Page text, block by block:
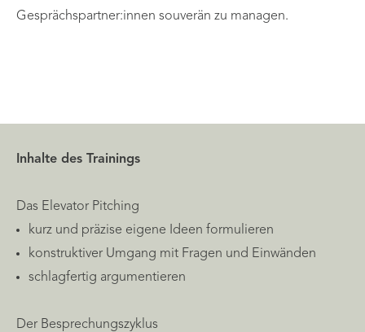
Gesprächspartner:innen souverän zu managen.
Inhalte des Trainings
Das Elevator Pitching
kurz und präzise eigene Ideen formulieren
konstruktiver Umgang mit Fragen und Einwänden
schlagfertig argumentieren
Der Besprechungszyklus